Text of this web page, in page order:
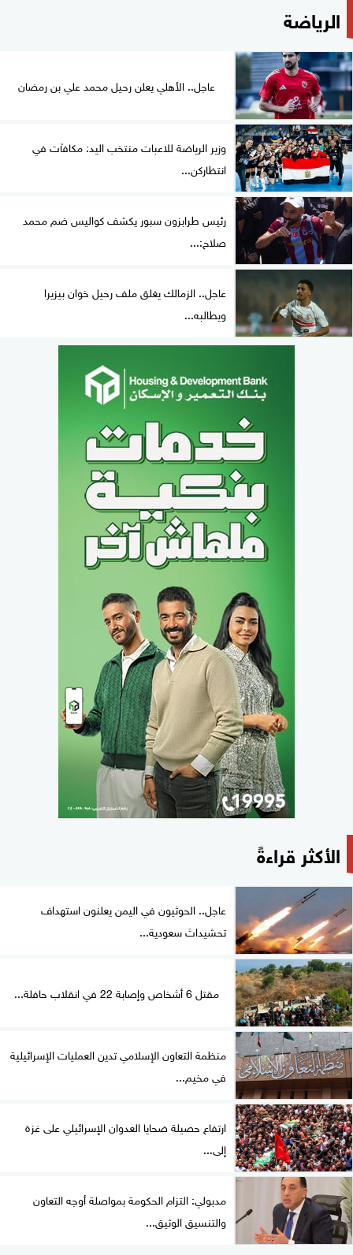
الرياضة
عاجل.. الأهلي يعلن رحيل محمد علي بن رمضان
وزير الرياضة للاعبات منتخب اليد: مكافآت في
انتظاركن...
رئيس طرابزون سبور يكشف كواليس ضم محمد
صلاح:...
عاجل.. الزمالك يغلق ملف رحيل خوان بيزيرا
ويطالبه...
الأكثر قراءةً
عاجل.. الحوثيون في اليمن يعلنون استهداف
تحشيداتَ سعودية...
مقتل 6 أشخاص وإصابة 22 في انقلاب حافلة...
منظمة التعاون الإسلامي تدين العمليات الإسرائيلية
في مخيم...
ارتفاع حصيلة ضحايا العدوان الإسرائيلي على غزة
إلى...
مدبولي: التزام الحكومة بمواصلة أوجه التعاون
والتنسيق الوثيق...